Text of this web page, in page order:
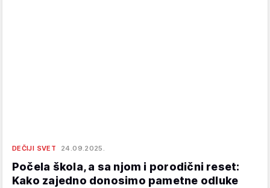
DEČIJI SVET 24.09.2025.
Počela škola, a sa njom i porodični reset:
Kako zajedno donosimo pametne odluke